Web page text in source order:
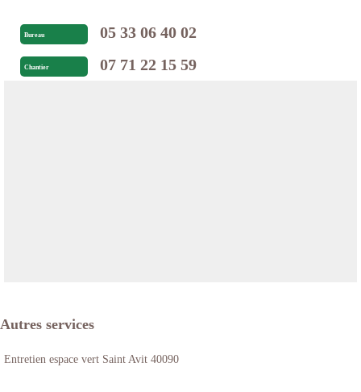
Bureau 05 33 06 40 02
Chantier 07 71 22 15 59
Autres services
Entretien espace vert Saint Avit 40090